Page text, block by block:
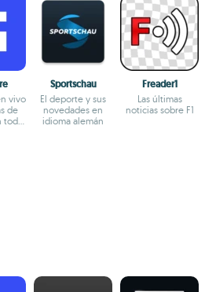
vivo
de
Sportschau
El deporte y sus
novedades en
idioma alemán
Freader1
Las últimas
noticias sobre F1